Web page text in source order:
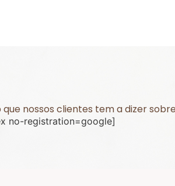
que nossos clientes tem a dizer
no-registration=google]